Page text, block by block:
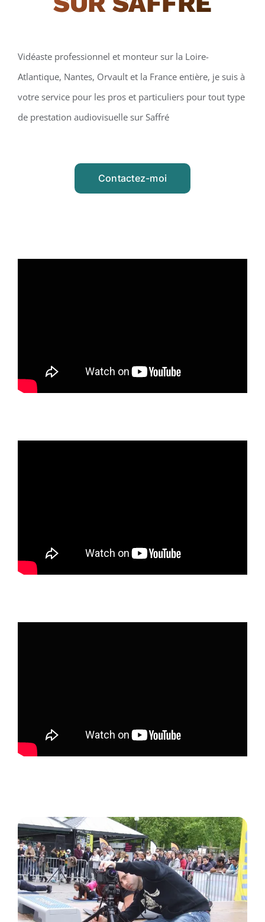
Vidéaste professionnel et monteur sur la Loire-
Atlantique, Nantes, Orvault et la France entière, je suis à
votre service pour les pros et particuliers pour tout type
de prestation audiovisuelle sur Saffré
Contactez-moi